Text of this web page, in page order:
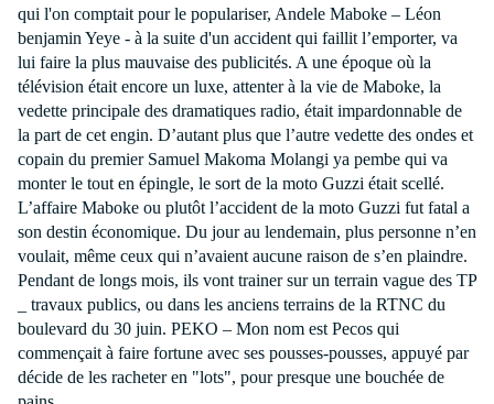
qui l'on comptait pour le populariser, Andele Maboke – Léon
benjamin Yeye - à la suite d'un accident qui faillit l’emporter, va
lui faire la plus mauvaise des publicités. A une époque où la
télévision était encore un luxe, attenter à la vie de Maboke, la
vedette principale des dramatiques radio, était impardonnable de
la part de cet engin. D’autant plus que l’autre vedette des ondes et
copain du premier Samuel Makoma Molangi ya pembe qui va
monter le tout en épingle, le sort de la moto Guzzi était scellé.
L’affaire Maboke ou plutôt l’accident de la moto Guzzi fut fatal a
son destin économique. Du jour au lendemain, plus personne n’en
voulait, même ceux qui n’avaient aucune raison de s’en plaindre.
Pendant de longs mois, ils vont trainer sur un terrain vague des TP
_ travaux publics, ou dans les anciens terrains de la RTNC du
boulevard du 30 juin. PEKO – Mon nom est Pecos qui
commençait à faire fortune avec ses pousses-pousses, appuyé par
décide de les racheter en "lots", pour presque une bouchée de